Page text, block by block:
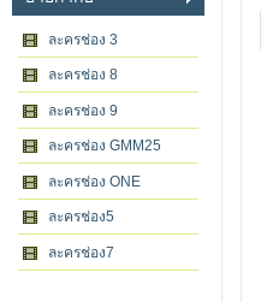
ละครช่อง 3
ละครช่อง 8
ละครช่อง 9
ละครช่อง GMM25
ละครช่อง ONE
ละครช่อง5
ละครช่อง7